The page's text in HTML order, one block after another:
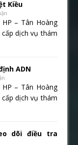
Kiều
– Tân Hoàng
dịch vụ thám
ADN
– Tân Hoàng
dịch vụ thám
dõi điều tra